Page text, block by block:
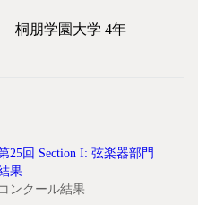
桐朋学園大学 4年
25回 Section I: 弦楽器部門
果
コンクール結果